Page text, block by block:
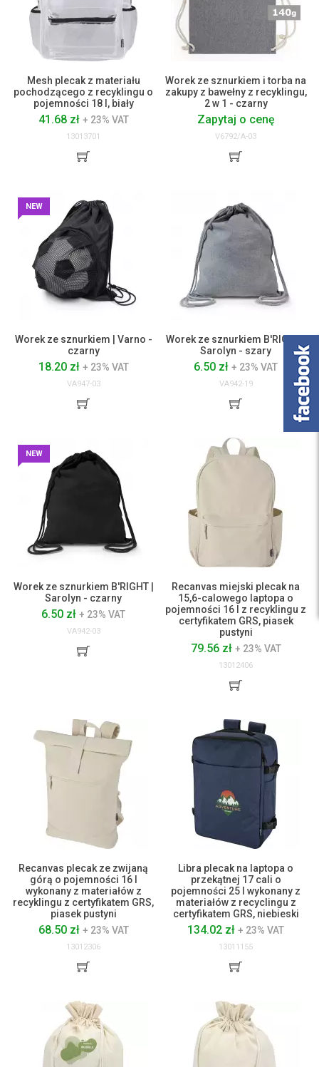
Mesh plecak z materiału
pochodzącego z recyklingu o
pojemności 18 l, biały
41.68 zł + 23% VAT
13013701
Worek ze sznurkiem i torba na
zakupy z bawełny z recyklingu,
2 w 1 - czarny
Zapytaj o cenę
V6792/A-03
NEW
Worek ze sznurkiem | Varno -
czarny
18.20 zł + 23% VAT
VA947-03
Worek ze sznurkiem B'RIGHT |
Sarolyn - szary
6.50 zł + 23% VAT
VA942-19
NEW
Worek ze sznurkiem B'RIGHT |
Sarolyn - czarny
6.50 zł + 23% VAT
VA942-03
Recanvas miejski plecak na
15,6-calowego laptopa o
pojemności 16 l z recyklingu z
certyfikatem GRS, piasek
pustyni
79.56 zł + 23% VAT
13012406
Recanvas plecak ze zwijaną
górą o pojemności 16 l
wykonany z materiałów z
recyklingu z certyfikatem GRS,
piasek pustyni
68.50 zł + 23% VAT
13012306
Libra plecak na laptopa o
przekątnej 17 cali o
pojemności 25 l wykonany z
materiałów z recyclingu z
certyfikatem GRS, niebieski
134.02 zł + 23% VAT
13011155